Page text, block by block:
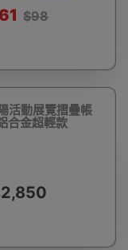
$98
活動展覽摺疊帳
合金超輕款